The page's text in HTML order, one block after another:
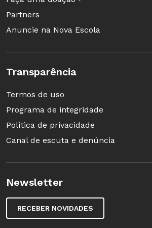
reuniões de horário de trabalho
coletivo pode ajudar a
produzir resultados mais
Partners
Anuncie na Nova Escola
Transparência
Termos de uso
Programa de integridade
Política de privacidade
Canal de escuta e denúncia
Newsletter
RECEBER NOVIDADES